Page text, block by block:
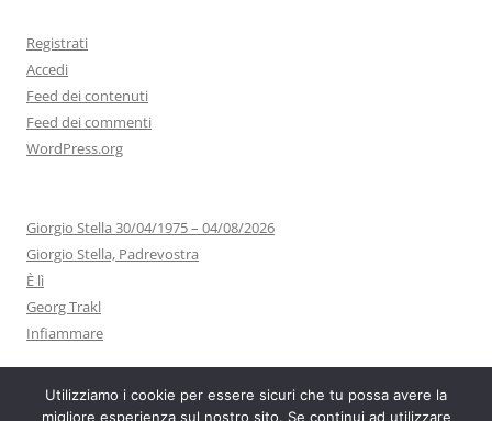
Registrati
Accedi
Feed dei contenuti
Feed dei commenti
WordPress.org
Giorgio Stella 30/04/1975 – 04/08/2026
Giorgio Stella, Padrevostra
È lì
Georg Trakl
Infiammare
Utilizziamo i cookie per essere sicuri che tu possa avere la
migliore esperienza sul nostro sito. Se continui ad utilizzare